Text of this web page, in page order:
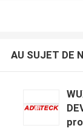
AU SUJET DE